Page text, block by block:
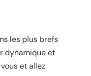
les plus brefs
dynamique et
et allez